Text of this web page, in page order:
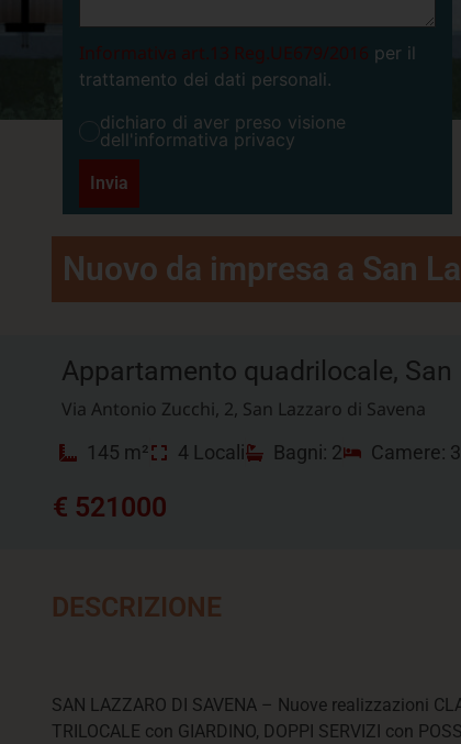
Informativa art.13 Reg.UE679/2016 per il
trattamento dei dati personali.
dichiaro di aver preso visione
dell'informativa privacy
Invia
Nuovo da impresa a San
Appartamento quadrilocale, San
Via Antonio Zucchi, 2, San Lazzaro di Savena
145 m² 4 Locali Bagni: 2 Camere: 3
€ 521000
DESCRIZIONE
SAN LAZZARO DI SAVENA – Nuove realizzazioni
TRILOCALE con GIARDINO, DOPPI SERVIZI con